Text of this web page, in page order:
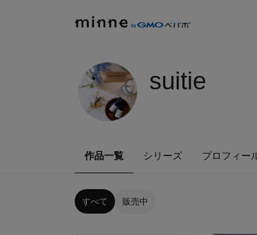
suitie
作品一覧 シリーズ プロフィー
すべて 販売中